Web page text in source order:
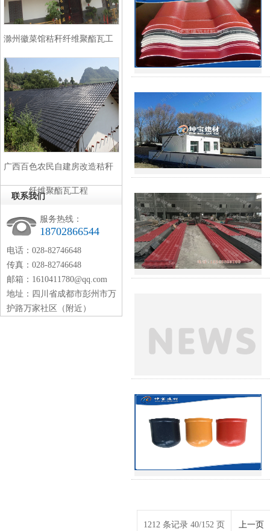
滁州徽菜馆秸秆纤维聚酯瓦工
广西百色农民自建房改造秸秆
纤维聚酯瓦工程
联系我们
服务热线：
18702866544
电话：028-82746648
传真：028-82746648
邮箱：1610411780@qq.com
地址：四川省成都市彭州市万
护路万家社区（附近）
1212 条记录 40/152 页 上一页